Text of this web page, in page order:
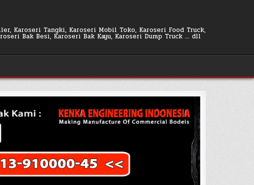
Karoseri Tangki, Karoseri Mobil Toko, Karoseri Food Truck,
Bak Besi, Karoseri Bak Kayu, Karoseri Dump Truck … dll